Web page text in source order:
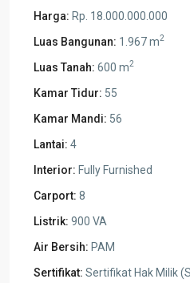
Harga: Rp. 18.000.000.000
Luas Bangunan: 1.967 m2
Luas Tanah: 600 m2
Kamar Tidur: 55
Kamar Mandi: 56
Lantai: 4
Interior: Fully Furnished
Carport: 8
Listrik: 900 VA
Air Bersih: PAM
Sertifikat: Sertifikat Hak Milik